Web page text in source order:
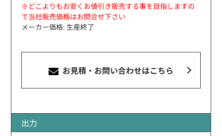
※どこよりもお安くお値引き販売する事を目指しますの
で当社販売価格はお問合せ下さい
メーカー価格: 生産終了
お見積・お問い合わせはこちら
出力